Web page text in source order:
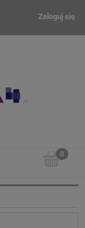
Zaloguj się